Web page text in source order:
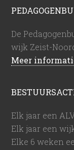
De
wijk Zeist-
Meer
Elk jaar een
Elk jaar een
Elke 6 weken